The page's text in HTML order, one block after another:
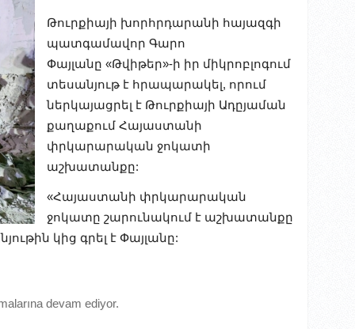
Թուրքիայի խորհրդարանի հայազգի
պատգամավոր Գարո
Փայլանը «Թվիթեր»-ի իր միկրոբլոգում
տեսանյութ է հրապարակել, որում
ներկայացրել է Թուրքիայի Ադըյաման
քաղաքում Հայաստանի
փրկարարական ջոկատի
աշխատանքը:
«Հայաստանի փրկարարական
ջոկատը շարունակում է աշխատանքը
կից գրել է Փայլանը:
devam ediyor.